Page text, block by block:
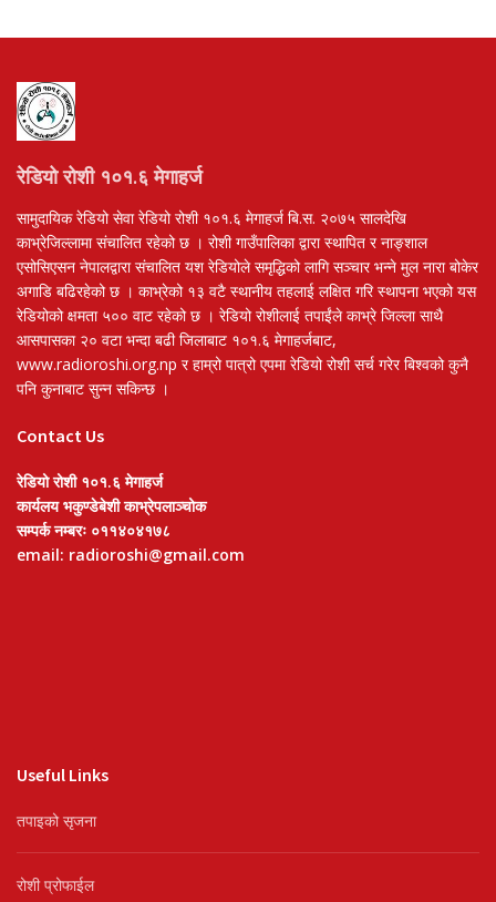
रेडियो रोशी १०१.६ मेगाहर्ज
सामुदायिक रेडियो सेवा रेडियो रोशी १०१.६ मेगाहर्ज बि.स. २०७५ सालदेखि
काभ्रेजिल्लामा संचालित रहेको छ । रोशी गाउँपालिका द्वारा स्थापित र नाङ्शाल
एसोसिएसन नेपालद्वारा संचालित यश रेडियोले समृद्धिको लागि सञ्चार भन्ने मुल नारा बोकेर
अगाडि बढिरहेको छ । काभ्रेको १३ वटै स्थानीय तहलाई लक्षित गरि स्थापना भएको यस
रेडियोको क्षमता ५०० वाट रहेको छ । रेडियो रोशीलाई तपाईंले काभ्रे जिल्ला साथै
आसपासका २० वटा भन्दा बढी जिलाबाट १०१.६ मेगाहर्जबाट,
www.radioroshi.org.np र हाम्रो पात्रो एपमा रेडियो रोशी सर्च गरेर बिश्वको कुनै
पनि कुनाबाट सुन्न सकिन्छ ।
Contact Us
रेडियो रोशी १०१.६ मेगाहर्ज
कार्यलय भकुण्डेबेशी काभ्रेपलाञ्चोक
सम्पर्क नम्बरः ०११४०४१७८
email: radioroshi@gmail.com
Useful Links
तपाइको सृजना
रोशी प्रोफाईल